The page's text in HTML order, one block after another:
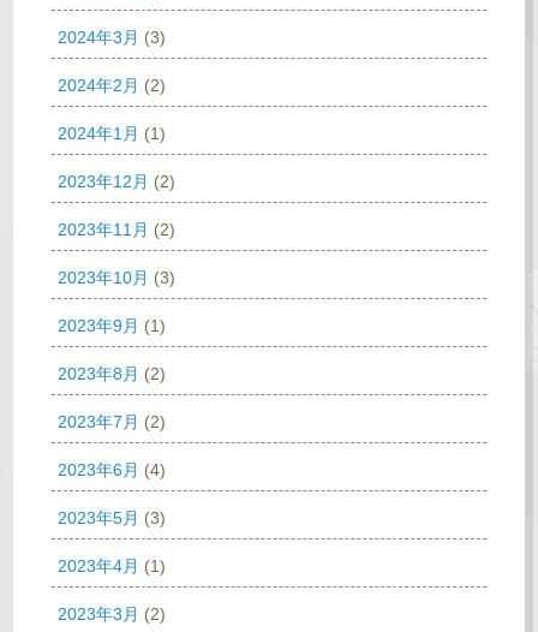
2024年3月 (3)
2024年2月 (2)
2024年1月 (1)
2023年12月 (2)
2023年11月 (2)
2023年10月 (3)
2023年9月 (1)
2023年8月 (2)
2023年7月 (2)
2023年6月 (4)
2023年5月 (3)
2023年4月 (1)
2023年3月 (2)